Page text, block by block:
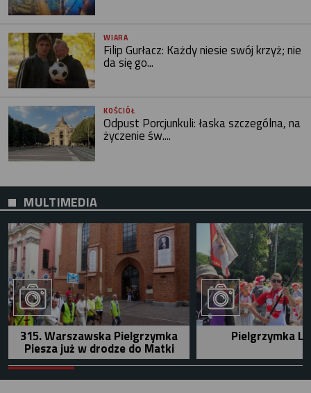
WIARA
Filip Gurłacz: Każdy niesie swój krzyż; nie
da się go...
KOŚCIÓŁ
Odpust Porcjunkuli: łaska szczególna, na
życzenie św....
MULTIMEDIA
315. Warszawska Pielgrzymka
Piesza już w drodze do Matki
Pielgrzymka